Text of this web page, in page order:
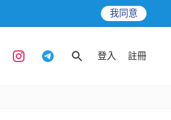
我同意
登入 註冊